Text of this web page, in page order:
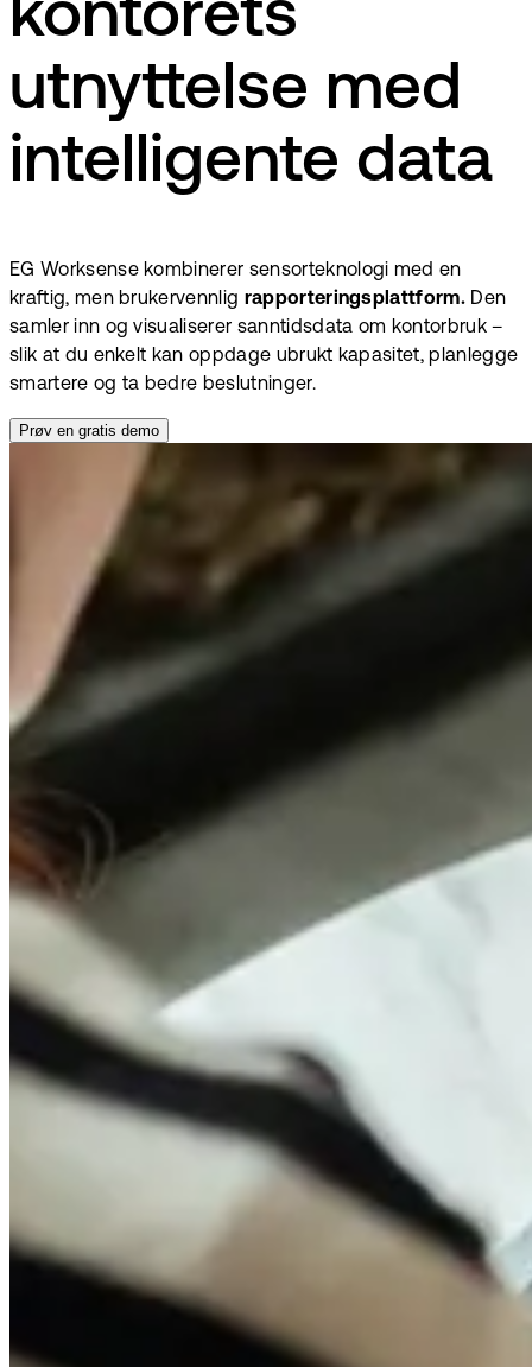
kontorets
utnyttelse med
intelligente data
EG Worksense kombinerer sensorteknologi med en
kraftig, men brukervennlig rapporteringsplattform. Den
samler inn og visualiserer sanntidsdata om kontorbruk –
slik at du enkelt kan oppdage ubrukt kapasitet, planlegge
smartere og ta bedre beslutninger.
Prøv en gratis demo